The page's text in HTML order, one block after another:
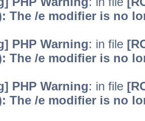
The /e modifier is no
PHP Warning: in file
The /e modifier is no
PHP Warning: in file
The /e modifier is no